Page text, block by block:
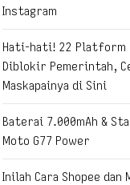
Instagram
Hati-hati! 22 Platform
Diblokir Pemerintah,
Maskapainya di Sini
Baterai 7.000mAh &
Moto G77 Power
Inilah Cara Shopee dan